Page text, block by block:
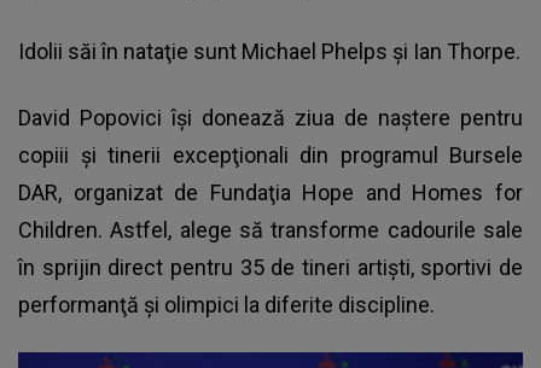
Idolii săi în nataţie sunt Michael Phelps şi Ian Thorpe.
David Popovici îşi donează ziua de naştere pentru
copiii şi tinerii excepţionali din programul Bursele
DAR, organizat de Fundaţia Hope and Homes for
Children. Astfel, alege să transforme cadourile sale
în sprijin direct pentru 35 de tineri artişti, sportivi de
performanţă şi olimpici la diferite discipline.